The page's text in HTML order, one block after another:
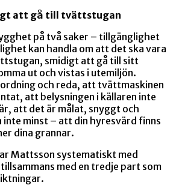
att gå till tvättstugan
på två saker – tillgänglighet
kan handla om att det ska vara
smidigt att gå till sitt
ut och vistas i utemiljön.
och reda, att tvättmaskinen
att belysningen i källaren inte
att det är målat, snyggt och
inte minst – att din hyresvärd finns
dina grannar.
Mattsson systematiskt med
med en tredje part som